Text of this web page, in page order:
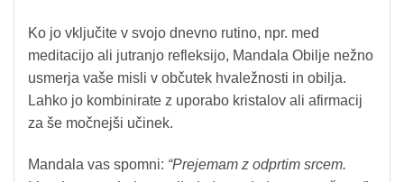
Ko jo vključite v svojo dnevno rutino, npr. med
meditacijo ali jutranjo refleksijo, Mandala Obilje nežno
usmerja vaše misli v občutek hvaležnosti in obilja.
Lahko jo kombinirate z uporabo kristalov ali afirmacij
za še močnejši učinek.
Mandala vas spomni: “Prejemam z odprtim srcem.